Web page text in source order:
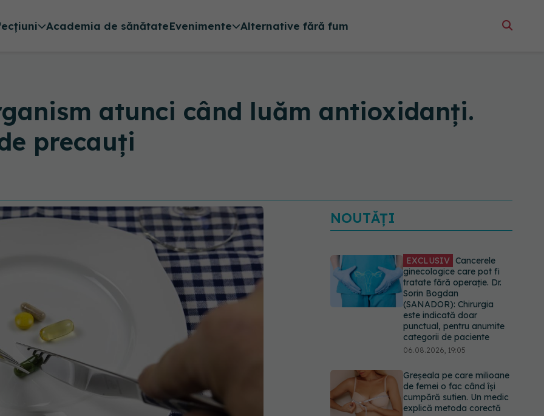
Academia de sănătateEvenimente Alternative fără fum
atunci când luăm antioxidanți.
precauți
NOUTĂȚI
EXCLUSIV Cancerele
ginecologice care pot fi
tratate fără operație. Dr.
Sorin Bogdan
(SANADOR): Chirurgia
este indicată doar
punctual, pentru anumite
categorii de paciente
06.08.2026, 19:05
Greșeala pe care milioane
de femei o fac când își
cumpără sutien. Un medic
explică metoda corectă